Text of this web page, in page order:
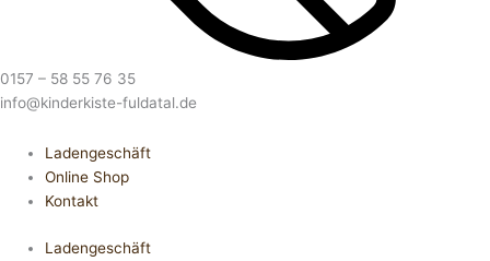
0157 – 58 55 76 35
info@kinderkiste-fuldatal.de
Ladengeschäft
Online Shop
Kontakt
Ladengeschäft